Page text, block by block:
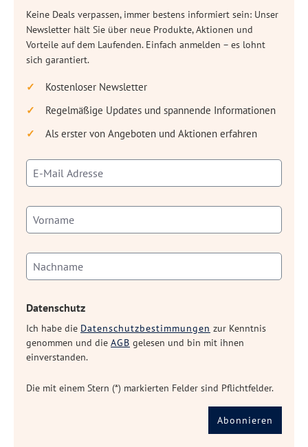
Keine Deals verpassen, immer bestens informiert sein: Unser
Newsletter hält Sie über neue Produkte, Aktionen und
Vorteile auf dem Laufenden. Einfach anmelden – es lohnt
sich garantiert.
Kostenloser Newsletter
Regelmäßige Updates und spannende Informationen
Als erster von Angeboten und Aktionen erfahren
Datenschutz
Ich habe die Datenschutzbestimmungen zur Kenntnis
genommen und die AGB gelesen und bin mit ihnen
einverstanden.
Die mit einem Stern (*) markierten Felder sind Pflichtfelder.
Abonnieren